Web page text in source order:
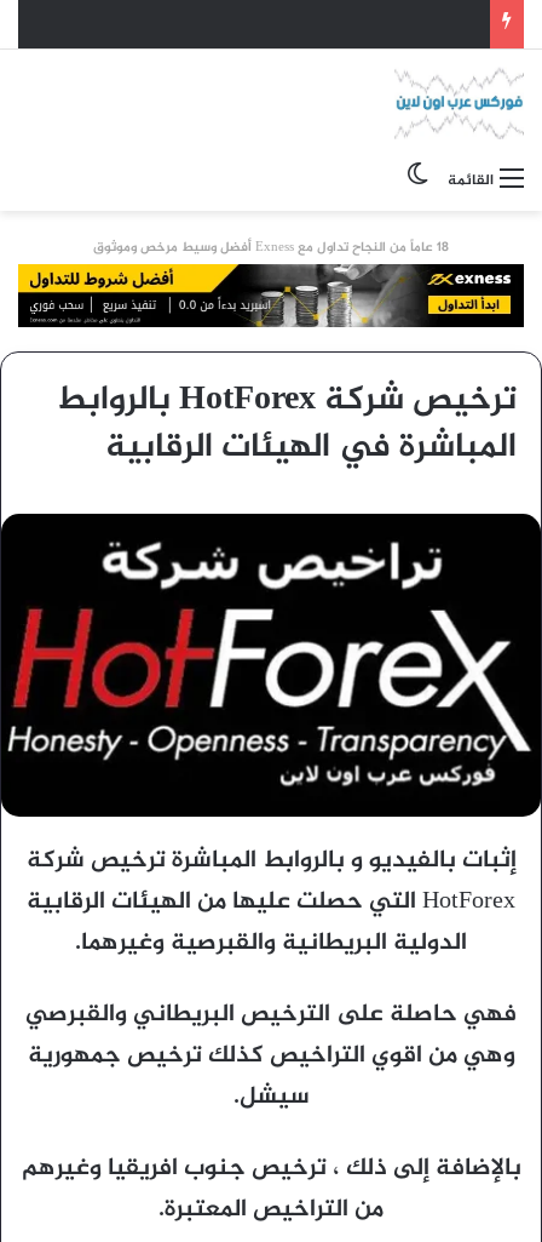
القائمة
18 عاماً من النجاح تداول مع Exness أفضل وسيط مرخص وموثوق
ترخيص شركة HotForex بالروابط
المباشرة في الهيئات الرقابية
إثبات بالفيديو و بالروابط المباشرة ترخيص شركة
HotForex التي حصلت عليها من الهيئات الرقابية
الدولية البريطانية والقبرصية وغيرهما.
فهي حاصلة على الترخيص البريطاني والقبرصي
وهي من اقوي التراخيص كذلك ترخيص جمهورية
سيشل.
بالإضافة إلى ذلك ، ترخيص جنوب افريقيا وغيرهم
من التراخيص المعتبرة.